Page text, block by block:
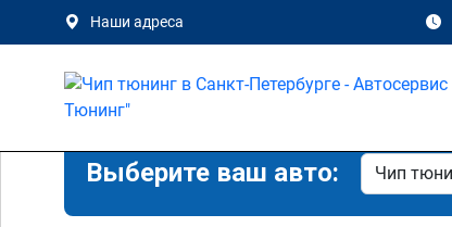
Наши адреса
Выберите ваш авто: